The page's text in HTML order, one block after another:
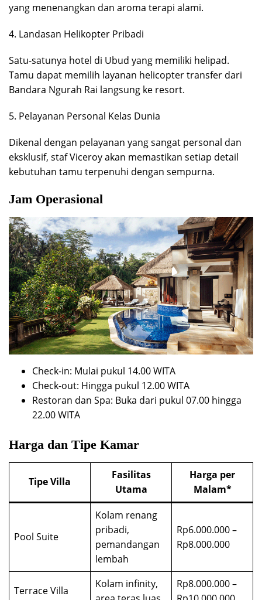
yang menenangkan dan aroma terapi alami.
4. Landasan Helikopter Pribadi
Satu-satunya hotel di Ubud yang memiliki helipad.
Tamu dapat memilih layanan helicopter transfer dari
Bandara Ngurah Rai langsung ke resort.
5. Pelayanan Personal Kelas Dunia
Dikenal dengan pelayanan yang sangat personal dan
eksklusif, staf Viceroy akan memastikan setiap detail
kebutuhan tamu terpenuhi dengan sempurna.
Jam Operasional
Check-in: Mulai pukul 14.00 WITA
Check-out: Hingga pukul 12.00 WITA
Restoran dan Spa: Buka dari pukul 07.00 hingga
22.00 WITA
Harga dan Tipe Kamar
Tipe Villa
Fasilitas
Utama
Harga per
Malam*
Pool Suite
Kolam renang
pribadi,
pemandangan
lembah
Rp6.000.000 –
Rp8.000.000
Terrace Villa
Kolam infinity,
Rp8.000.000 –